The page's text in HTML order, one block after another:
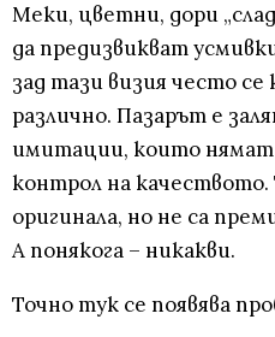
Меки, цветни, дори
да предизвикват
зад тази визия често
различно. Пазарът е
имитации, които нямат
контрол на
оригинала, но не са
А понякога – никакви.
Точно тук се появява